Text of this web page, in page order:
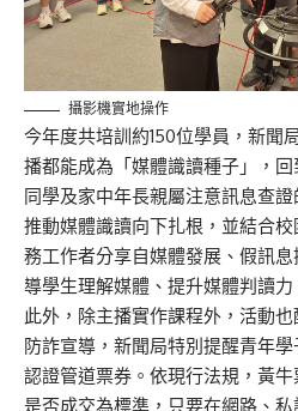
攝影機實地操作
今年度共培訓約150位學員，新聞
播都能成為「媒體識讀種子」，
同學及家中年長親屬注意訊息查
推動媒體識讀向下扎根，並結合
務工作者分享自媒體發展、假訊息
導學生理解媒體、提升媒體判讀力
此外，除主播實作課程外，活動
防詐宣導，新聞局特別提醒青年
認證管道票券。依現行法規，黃
是否成交為標準，只要在網路、